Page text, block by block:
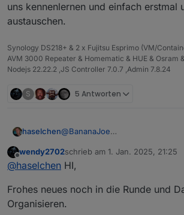
uns kennenlernen und einfach erstmal
austauschen.
Synology DS218+ & 2 x Fujitsu Esprimo (VM/
AVM 3000 Repeater & Homematic & HUE & Osram
Nodejs 22.22.2 ,JS Controller 7.0.7 ,Admin 7.8.24
S 5 Antworten
haselchen@BananaJoe
@Samson71
@wendy2702
Soooo, im Neuen Jahr zur
Info.
Offline
wendy2702schrieb am 1. Jan. 2025, 21:25
zuletzt editiert von
@haselchen HI,
Frohes neues noch in die Runde und
Organisieren.